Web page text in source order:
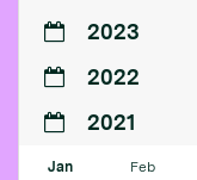
2023
2022
2021
Jan Feb